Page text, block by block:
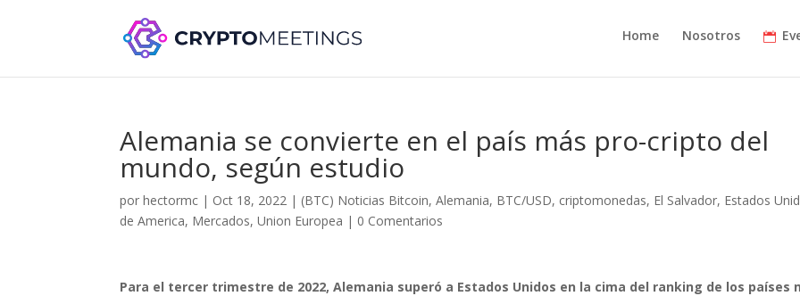
Home Nosotros
Alemania se convierte en el país más pro-cripto del
mundo, según estudio
porhectormc | Oct 18, 2022 | (BTC) Noticias Bitcoin,Alemania, BTC/USD, criptomonedas, El Salvador, Estados
de America, Mercados,Union Europea | 0 Comentarios
Para el tercer trimestre de 2022, Alemania superó a Estados Unidos en la cima del ranking de los países